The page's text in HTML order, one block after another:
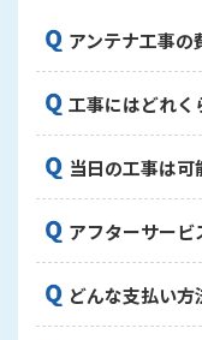
アンテナ工事の
ます。一般的な
BS/CSアンテ
な費用は現地調
工事にはどれく
況や工事内容
できるだけス
のテレビ設定や
当日の工事は可
おります。た
希望に添えな
連絡ください。
アフターサービ
う、施工後5年
間内に施工に
どんな支払い方